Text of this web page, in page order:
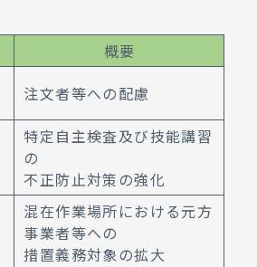
概要
注文者等への配慮
特定自主検査及び技能講習
の
不正防止対策の強化
混在作業場所における元方
事業者等への
措置義務対象の拡大